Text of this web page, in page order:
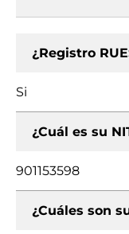
¿Registro
Si
¿Cuál es su
901153598
¿Cuáles son